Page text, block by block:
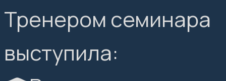
Тренером семинара
выступила: